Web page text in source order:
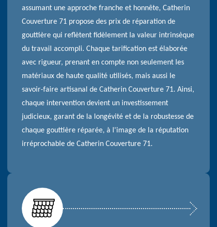
assumant une approche franche et honnête, Catherin
Couverture 71 propose des prix de réparation de
gouttière qui reflètent fidèlement la valeur intrinsèque
du travail accompli. Chaque tarification est élaborée
avec rigueur, prenant en compte non seulement les
matériaux de haute qualité utilisés, mais aussi le
savoir-faire artisanal de Catherin Couverture 71. Ainsi,
chaque intervention devient un investissement
judicieux, garant de la longévité et de la robustesse de
chaque gouttière réparée, à l'image de la réputation
irréprochable de Catherin Couverture 71.